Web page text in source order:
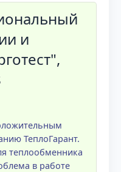
и
ТеплоГарант.
теплообменника
в работе